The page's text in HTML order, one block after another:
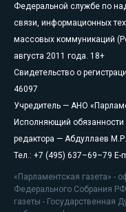
Федеральной службе по
связи, информационных
массовых коммуникаций
августа 2011 года. 18+
Свидетельство о
46097
Учредитель — АНО
Исполняющий обязанности
редактора — Абдуллаев М.Р.
Тел.: +7 (495) 637–69–79 E-
«Парламентская газета» -
Федерального Собрания
газеты -